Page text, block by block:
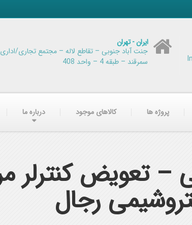
ایران - تهران
جنت آباد جنوبی – تقاطع لاله – مجتمع تجاری/اداری
سمرقند – طبقه 4 – واحد 408
پروژه ها کالاهای موجود درباره ما
رجال